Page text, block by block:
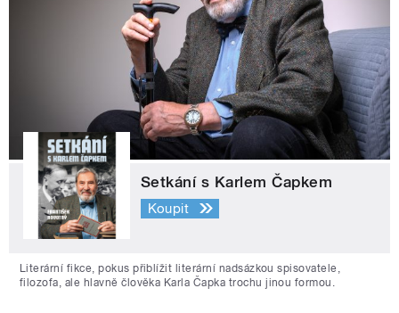
Setkání s Karlem Čapkem
Koupit
Literární fikce, pokus přiblížit literární nadsázkou spisovatele,
filozofa, ale hlavně člověka Karla Čapka trochu jinou formou.